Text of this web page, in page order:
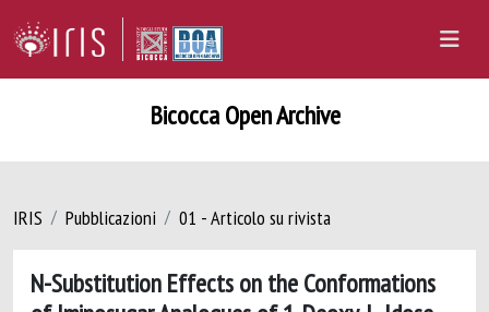
Bicocca Open Archive
IRIS Pubblicazioni 01 - Articolo su rivista
N-Substitution Effects on the Conformations